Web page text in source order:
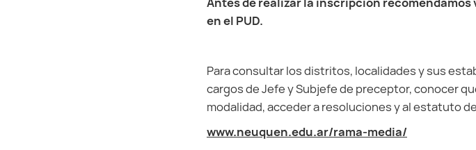
en el PUD.
Para consultar los distritos, localidades y sus
cargos de Jefe y Subjefe de preceptor, conocer
modalidad, acceder a resoluciones y al estatuto
www.neuquen.edu.ar/rama-media/